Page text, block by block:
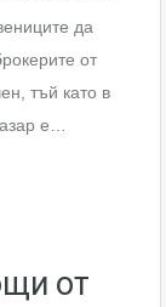
да
от
тъй като в
е…
от